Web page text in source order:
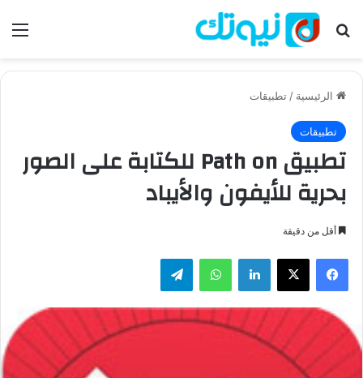
بحث عن
الرئيسية / تطبيقات
تطبيقات
تطبيق Path on للكتابة على الصور
بحرية للأيفون والأيباد
أقل من دقيقة
فيسبوك لينكدإن واتساب